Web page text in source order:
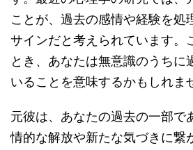
ことが、過去の感情や経験を処
サインだと考えられています。
とき、あなたは無意識のうちに
いることを意味するかもしれま
元彼は、あなたの過去の一部で
情的な解放や新たな気づきに繋